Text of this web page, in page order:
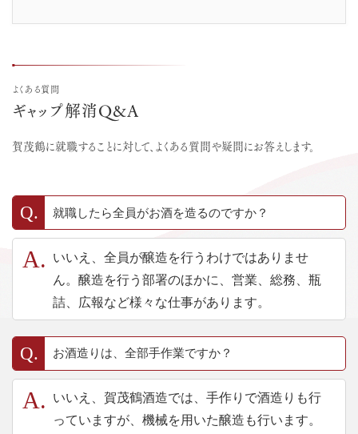
よくある質問
ギャップ解消Q&A
賀茂鶴に就職することに対して、よくある質問や疑問にお答えします。
就職したら全員がお酒を造るのですか？
いいえ、全員が醸造を行うわけではありませ
ん。醸造を行う部署のほかに、営業、総務、瓶
詰、広報など様々な仕事があります。
お酒造りは、全部手作業ですか？
いいえ、賀茂鶴酒造では、手作りで酒造りも行
っていますが、機械を用いた醸造も行います。